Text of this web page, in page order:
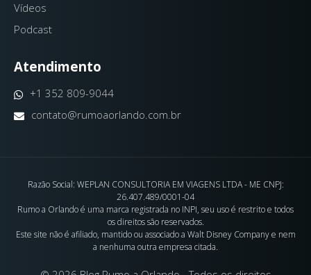
Vídeos
Podcast
Atendimento
+1 352 809-9044
contato@rumoaorlando.com.br
Razão Social: WEPLAN CONSULTORIA EM VIAGENS LTDA - ME CNPJ:
26.407.489/0001-04
Rumo a Orlando é uma marca registrada no INPI, seu uso é restrito e todos
os direitos são reservados.
Este site não é afiliado, mantido ou associado a Walt Disney Company e nem
a nenhuma outra empresa citada.